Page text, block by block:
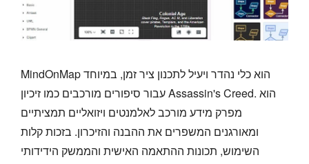
MindOnMap הוא כלי נהדר ויעיל לתכנון ציר זמן, במיוחד
עבור סיפורים מורכבים כמו זיכיון Assassin's Creed. הוא
מפרק מידע מורכב לאלמנטים ויזואליים תמציתיים
ומאורגנים המשפרים את ההבנה והזיכרון. בזכות קלות
השימוש, תכונות ההתאמה האישית והממשק הידידותי